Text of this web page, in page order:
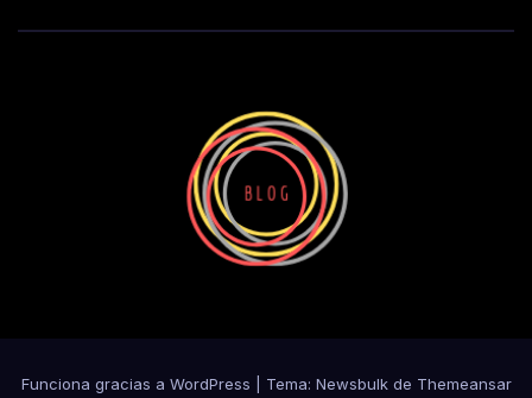
Funciona gracias a WordPress Tema: Newsbulkde Themeansar